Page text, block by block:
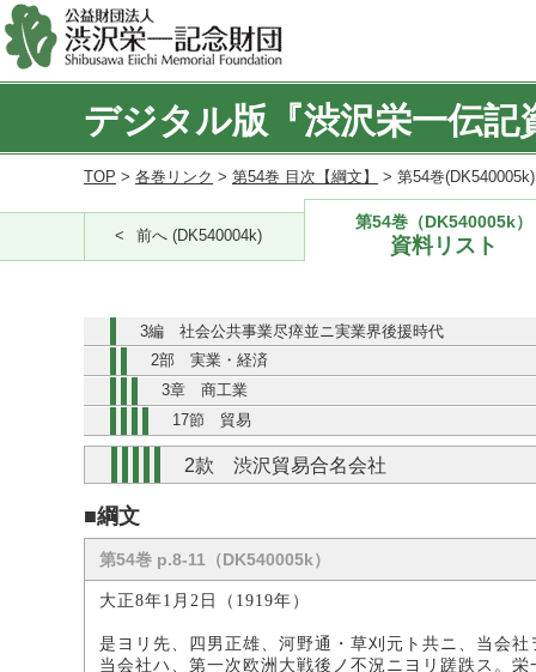
デジタル版『渋沢栄一伝記
TOP > 各巻リンク > 第54巻 目次【綱文】 > 第54巻
前へ (DK540004k)
第54巻（DK540005k）
資料リスト
3編 社会公共事業尽瘁並ニ実業界後援時代
2部 実業・経済
3章 商工業
17節 貿易
2款 渋沢貿易合名会社
■綱文
第54巻 p.8-11（DK540005k）
大正8年1月2日（1919年）
是ヨリ先、四男正雄、河野通・草刈元ト共ニ、当会
当会社ハ、第一次欧洲大戦後ノ不況ニヨリ蹉跌ス。